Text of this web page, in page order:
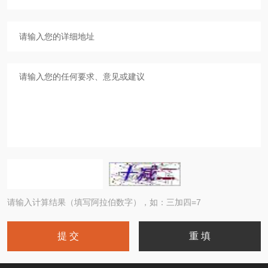
请输入计算结果（填写阿拉伯数字），如：三加四=7